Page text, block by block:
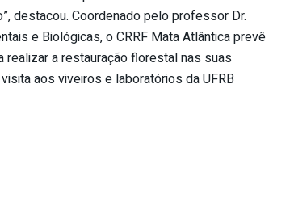
destacou. Coordenado pelo professor Dr.
e Biológicas, o CRRF Mata Atlântica prevê
a restauração florestal nas suas
aos viveiros e laboratórios da UFRB